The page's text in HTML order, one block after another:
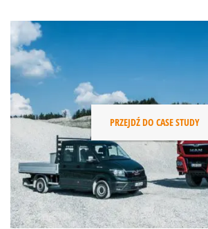
PRZEJDŹ DO CASE STUDY